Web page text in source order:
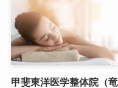
甲斐東洋医学整体院（竜